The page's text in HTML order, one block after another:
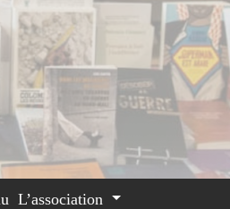
L’association